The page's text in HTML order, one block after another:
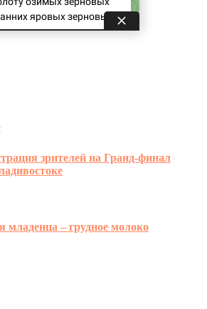
зрителей на Гранд-финал
младенца – грудное молоко